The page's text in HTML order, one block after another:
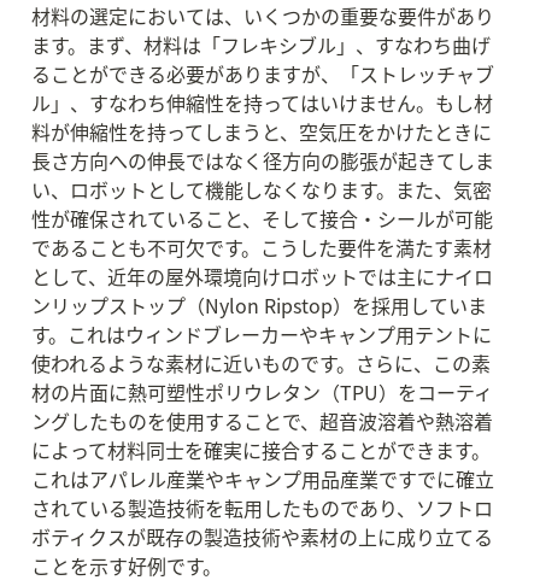
材料の選定においては、いくつかの重要な要件があり
ます。まず、材料は「フレキシブル」、すなわち曲げ
ることができる必要がありますが、「ストレッチャブ
ル」、すなわち伸縮性を持ってはいけません。もし材
料が伸縮性を持ってしまうと、空気圧をかけたときに
長さ方向への伸長ではなく径方向の膨張が起きてしま
い、ロボットとして機能しなくなります。また、気密
性が確保されていること、そして接合・シールが可能
であることも不可欠です。こうした要件を満たす素材
として、近年の屋外環境向けロボットでは主にナイロ
ンリップストップ（Nylon Ripstop）を採用していま
す。これはウィンドブレーカーやキャンプ用テントに
使われるような素材に近いものです。さらに、この素
材の片面に熱可塑性ポリウレタン（TPU）をコーティ
ングしたものを使用することで、超音波溶着や熱溶着
によって材料同士を確実に接合することができます。
これはアパレル産業やキャンプ用品産業ですでに確立
されている製造技術を転用したものであり、ソフトロ
ボティクスが既存の製造技術や素材の上に成り立てる
ことを示す好例です。